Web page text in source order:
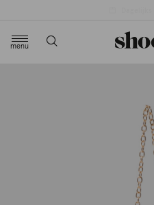
menu